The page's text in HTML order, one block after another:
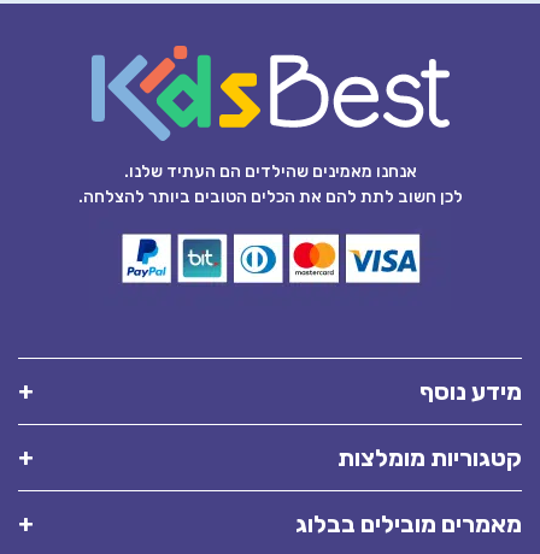
אנחנו מאמינים שהילדים הם העתיד שלנו.
לכן חשוב לתת להם את הכלים הטובים ביותר להצלחה.
מידע נוסף
קטגוריות מומלצות
מאמרים מובילים בבלוג